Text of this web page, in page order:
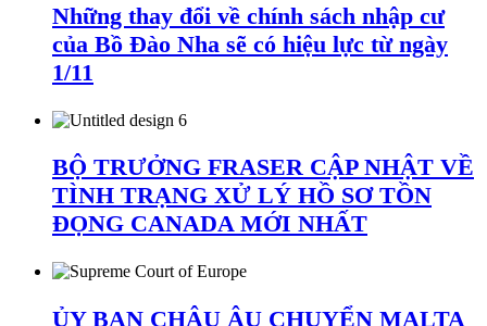
Những thay đổi về chính sách nhập cư
của Bồ Đào Nha sẽ có hiệu lực từ ngày
1/11
BỘ TRƯỞNG FRASER CẬP NHẬT VỀ
TÌNH TRẠNG XỬ LÝ HỒ SƠ TỒN
ĐỌNG CANADA MỚI NHẤT
ỦY BAN CHÂU ÂU CHUYỂN MALTA